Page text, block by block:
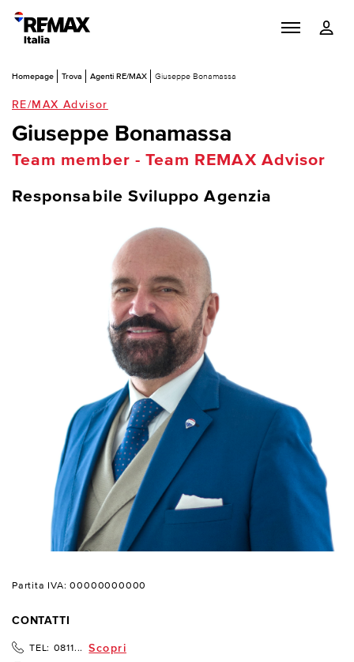
Homepage Trova Agenti RE/MAX Giuseppe Bonamassa
RE/MAX Advisor
Giuseppe Bonamassa
Team member - Team REMAX Advisor
Responsabile Sviluppo Agenzia
Partita IVA: 00000000000
CONTATTI
TEL: 0811... Scopri